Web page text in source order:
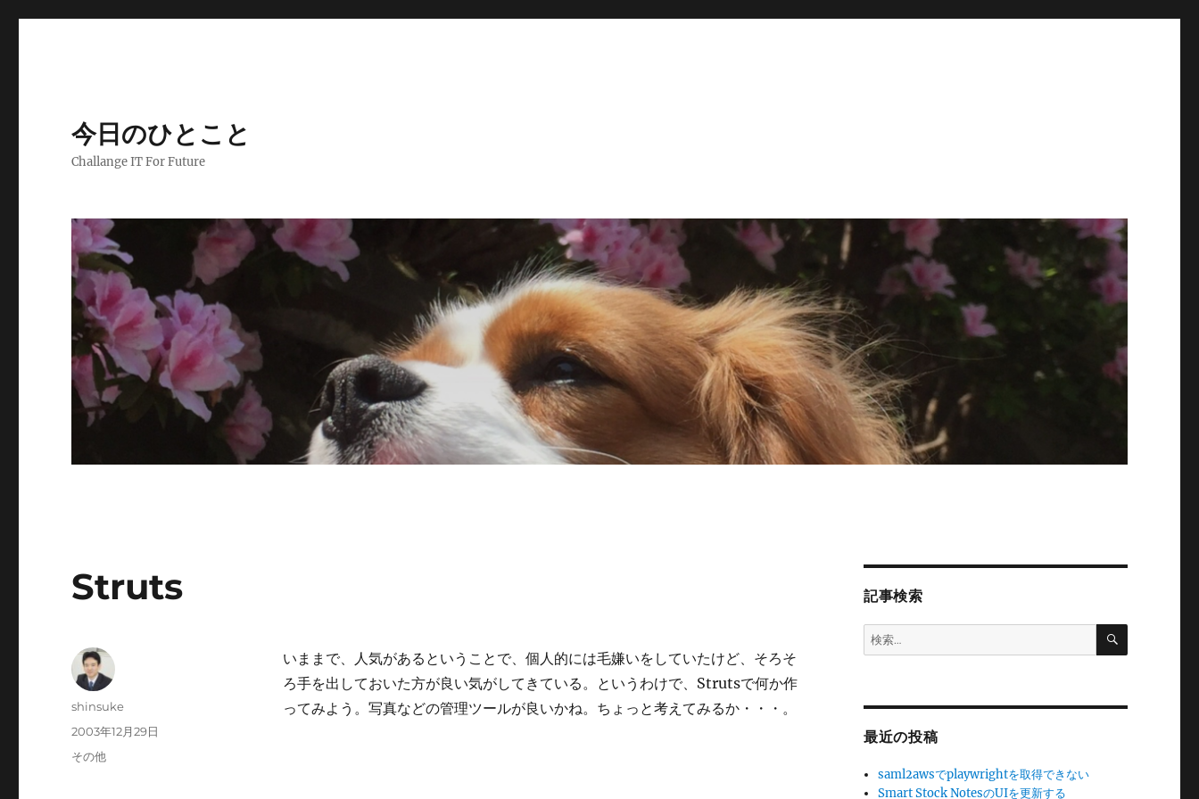
今日のひとこと
Challange IT For Future
Struts
いままで、人気があるということで、個人的には毛嫌いをしていたけど、そろそ
ろ手を出しておいた方が良い気がしてきている。というわけで、Strutsで何か作
ってみよう。写真などの管理ツールが良いかね。ちょっと考えてみるか・・・。
投
shinsuke
投
2003年12月29日
カ
その他
記事検索
検
索:
検
最近の投稿
saml2awsでplaywrightを取得できない
Smart Stock NotesのUIを更新する